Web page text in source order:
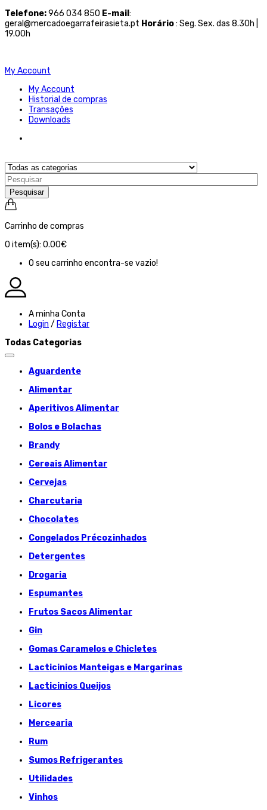
Telefone:966 034 850 E-mail :
geral@mercadoegarrafeirasieta.pt Horário: Seg. Sex. das 8.30h |
19.00h
My Account
My Account
Historial de compras
Transações
Downloads
Pesquisar
Carrinho de compras
0 item(s): 0.00€
O seu carrinho encontra-se vazio!
A minha Conta
Login / Registar
Todas Categorias
Aguardente
Alimentar
Aperitivos Alimentar
Bolos e Bolachas
Brandy
Cereais Alimentar
Cervejas
Charcutaria
Chocolates
Congelados Précozinhados
Detergentes
Drogaria
Espumantes
Frutos Sacos Alimentar
Gin
Gomas Caramelos e Chicletes
Lacticinios Manteigas e Margarinas
Lacticinios Queijos
Licores
Mercearia
Rum
Sumos Refrigerantes
Utilidades
Vinhos